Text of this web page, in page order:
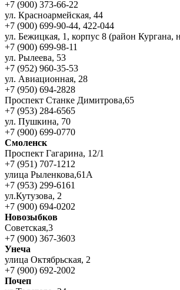
+7 (900) 373-66-22
ул. Красноармейская, 44
+7 (900) 699-90-44, 422-044
ул. Бежицкая, 1, корпус 8 (район
+7 (900) 699-98-11
ул. Рылеева, 53
+7 (952) 960-35-53
ул. Авиационная, 28
+7 (950) 694-2828
Проспект Станке Димитрова,65
+7 (953) 284-6565
ул. Пушкина, 70
+7 (900) 699-0770
Смоленск
Проспект Гагарина, 12/1
+7 (951) 707-1212
улица Рыленкова,61А
+7 (953) 299-6161
ул.Кутузова, 2
+7 (900) 694-0202
Новозыбков
Советская,3
+7 (900) 367-3603
Унеча
улица Октябрьская, 2
+7 (900) 692-2002
Почеп